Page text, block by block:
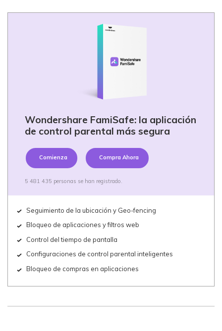
Wondershare FamiSafe: la aplicación
de control parental más segura
Comienza Compra Ahora
5 481 435 personas se han registrado.
Seguimiento de la ubicación y Geo-fencing
Bloqueo de aplicaciones y filtros web
Control del tiempo de pantalla
Configuraciones de control parental inteligentes
Bloqueo de compras en aplicaciones